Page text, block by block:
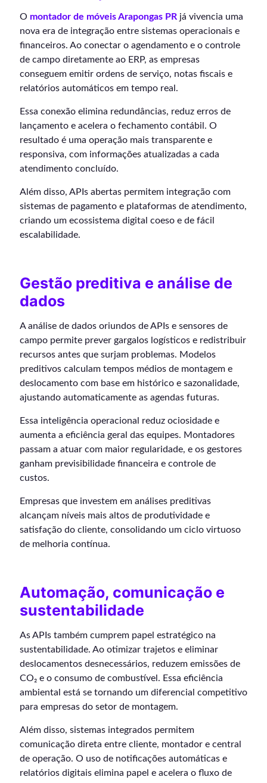
O montador de móveis Arapongas PR já vivencia uma
nova era de integração entre sistemas operacionais e
financeiros. Ao conectar o agendamento e o controle
de campo diretamente ao ERP, as empresas
conseguem emitir ordens de serviço, notas fiscais e
relatórios automáticos em tempo real.
Essa conexão elimina redundâncias, reduz erros de
lançamento e acelera o fechamento contábil. O
resultado é uma operação mais transparente e
responsiva, com informações atualizadas a cada
atendimento concluído.
Além disso, APIs abertas permitem integração com
sistemas de pagamento e plataformas de atendimento,
criando um ecossistema digital coeso e de fácil
escalabilidade.
Gestão preditiva e análise de
dados
A análise de dados oriundos de APIs e sensores de
campo permite prever gargalos logísticos e redistribuir
recursos antes que surjam problemas. Modelos
preditivos calculam tempos médios de montagem e
deslocamento com base em histórico e sazonalidade,
ajustando automaticamente as agendas futuras.
Essa inteligência operacional reduz ociosidade e
aumenta a eficiência geral das equipes. Montadores
passam a atuar com maior regularidade, e os gestores
ganham previsibilidade financeira e controle de
custos.
Empresas que investem em análises preditivas
alcançam níveis mais altos de produtividade e
satisfação do cliente, consolidando um ciclo virtuoso
de melhoria contínua.
Automação, comunicação e
sustentabilidade
As APIs também cumprem papel estratégico na
sustentabilidade. Ao otimizar trajetos e eliminar
deslocamentos desnecessários, reduzem emissões de
CO₂ e o consumo de combustível. Essa eficiência
ambiental está se tornando um diferencial competitivo
para empresas do setor de montagem.
Além disso, sistemas integrados permitem
comunicação direta entre cliente, montador e central
de operação. O uso de notificações automáticas e
relatórios digitais elimina papel e acelera o fluxo de